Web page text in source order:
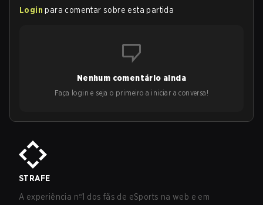
Login para comentar sobre esta partida
Nenhum comentário ainda
Faça login e seja o primeiro a iniciar a conversa!
STRAFE
A experiência nº1 dos fãs de eSports na web e em